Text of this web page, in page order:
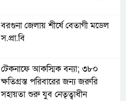
বরগুনা জেলায় শীর্ষে বেতাগী মডেল
স.প্রা.বি
টেকনাফে আকস্মিক বন্যা; ৩৮০
ক্ষতিগ্রস্ত পরিবারের জন্য জরুরি
সহায়তা শুরু যুব নেতৃত্বাধীন